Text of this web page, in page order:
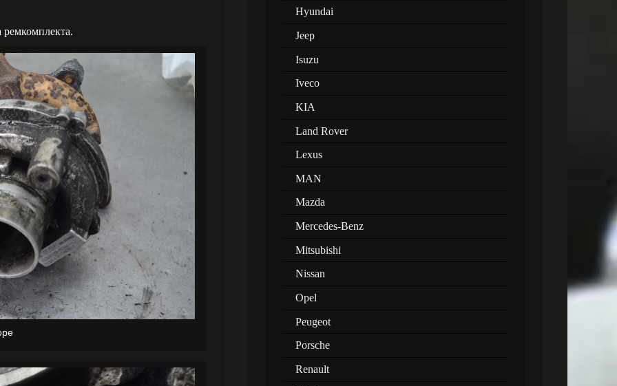
ремкомплекта.
Hyundai
Jeep
Isuzu
Iveco
KIA
Land Rover
Lexus
MAN
Mazda
Mercedes-Benz
Mitsubishi
Nissan
Opel
Peugeot
Porsche
Renault